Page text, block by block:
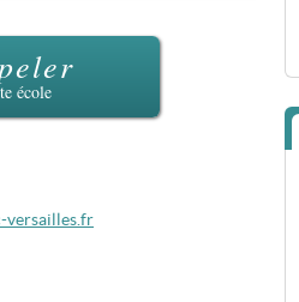
école
versailles.fr